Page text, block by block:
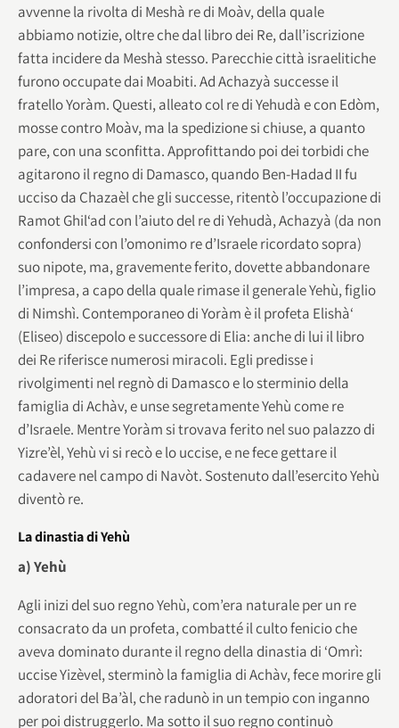
avvenne la rivolta di Meshà re di Moàv, della quale
abbiamo notizie, oltre che dal libro dei Re, dall’iscrizione
fatta incidere da Meshà stesso. Parecchie città israelitiche
furono occupate dai Moabiti. Ad Achazyà successe il
fratello Yoràm. Questi, alleato col re di Yehudà e con Edòm,
mosse contro Moàv, ma la spedizione si chiuse, a quanto
pare, con una sconfitta. Approfittando poi dei torbidi che
agitarono il regno di Damasco, quando Ben-Hadad II fu
ucciso da Chazaèl che gli successe, ritentò l’occupazione di
Ramot Ghil‘ad con l’aiuto del re di Yehudà, Achazyà (da non
confondersi con l’omonimo re d’Israele ricordato sopra)
suo nipote, ma, gravemente ferito, dovette abbandonare
l’impresa, a capo della quale rimase il generale Yehù, figlio
di Nimshì. Contemporaneo di Yoràm è il profeta Elishà‘
(Eliseo) discepolo e successore di Elia: anche di lui il libro
dei Re riferisce numerosi miracoli. Egli predisse i
rivolgimenti nel regnò di Damasco e lo sterminio della
famiglia di Achàv, e unse segretamente Yehù come re
d’Israele. Mentre Yoràm si trovava ferito nel suo palazzo di
Yizre’èl, Yehù vi si recò e lo uccise, e ne fece gettare il
cadavere nel campo di Navòt. Sostenuto dall’esercito Yehù
diventò re.
La dinastia di Yehù
a) Yehù
Agli inizi del suo regno Yehù, com’era naturale per un re
consacrato da un profeta, combatté il culto fenicio che
aveva dominato durante il regno della dinastia di ‘Omrì:
uccise Yizèvel, sterminò la famiglia di Achàv, fece morire gli
adoratori del Ba’àl, che radunò in un tempio con inganno
per poi distruggerlo. Ma sotto il suo regno continuò